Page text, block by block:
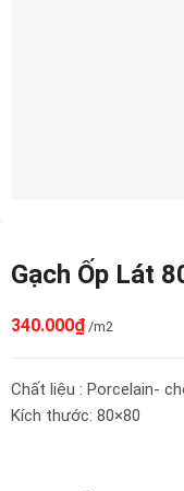
Gạch Ốp Lát
340.000₫ /m2
Chất liệu : Porcelain-
Kích thước: 80×80